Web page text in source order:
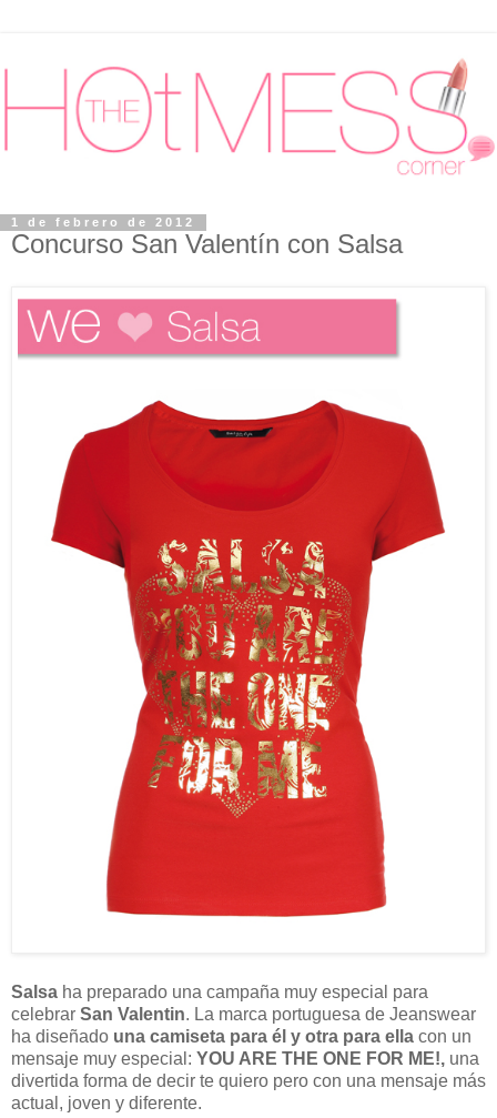
1 de febrero de 2012
Concurso San Valentín con Salsa
Salsa ha preparado una campaña muy especial para
celebrar San Valentin. La marca portuguesa de Jeanswear
ha diseñado una camiseta para él y otra para ella con un
mensaje muy especial: YOU ARE THE ONE FOR ME!, una
divertida forma de decir te quiero pero con una mensaje más
actual, joven y diferente.